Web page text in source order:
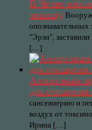
В Чечне
машину
опознавательных
"Эрзи",
[…]
Аллергикам
для очищения
сансевиерию и
воздух от
Ирина […]